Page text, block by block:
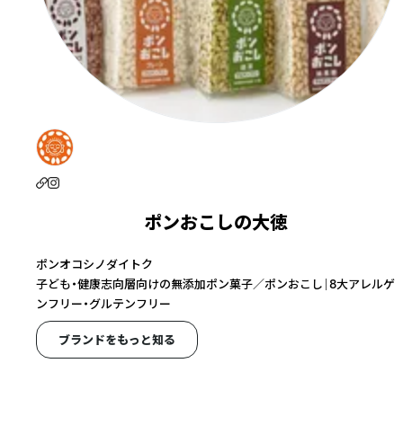
ポンおこしの大徳
ポンオコシノダイトク
子ども・健康志向層向けの無添加ポン菓子／ポンおこし｜8大アレルゲ
ンフリー・グルテンフリー
ブランドをもっと知る